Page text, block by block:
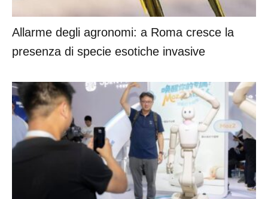
Allarme degli agronomi: a Roma cresce la
presenza di specie esotiche invasive